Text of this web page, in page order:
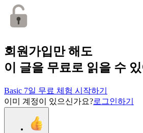
회원가입만 해도
이 글을 무료로 읽을 수
Basic 7일 무료 체험 시작하기
이미 계정이 있으신가요?로그인하기